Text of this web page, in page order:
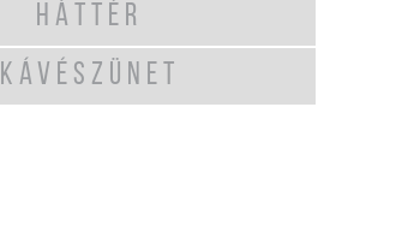
HÁTTÉR
KÁVÉSZÜNET